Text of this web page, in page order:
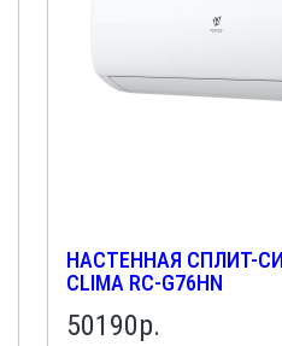
НАСТЕННАЯ СПЛИТ-
CLIMA RC-G76HN
50190р.